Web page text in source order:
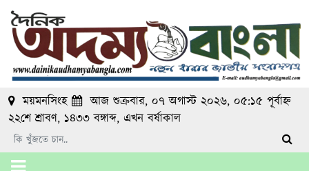
ময়মনসিংহ
আজ শুক্রবার, ০৭ অগাস্ট ২০২৬, ০৫:১৫ পূর্বাহ্ন
২২শে শ্রাবণ, ১৪৩৩ বঙ্গাব্দ, এখনবর্ষাকাল